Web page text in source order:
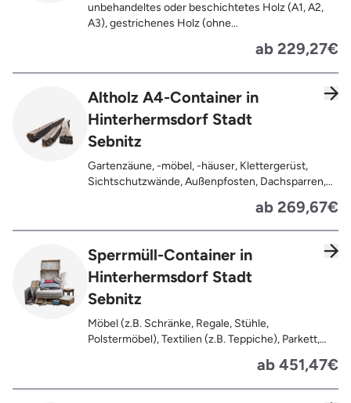
unbehandeltes oder beschichtetes Holz (A1, A2,
A3), gestrichenes Holz (ohne
Oberflächenbehandlung wie Anstrich, Lasur,
Lackierung ), kleine Anhaftungen wie Nägel,
Schrauben oder Scharniere , Möbel und Türen,
Holz (z.B. Paletten, Bauholz),
Holzweichfaserplatten, Holzkisten,
Kabeltrommeln, Holzschnittreste, Leimholzplatten
ab 229,27€
Altholz A4-Container in
Hinterhermsdorf Stadt
Sebnitz
Gartenzäune, -möbel, -häuser, Klettergerüst,
Sichtschutzwände, Außenpfosten, Dachsparren,
behandeltes Holz (=schadstoffbelastet),
Verfaultes oder verbranntes Holz, Fensterrahmen,
Bahnschwellen, Pflanzfähle, Jägerzaun
ab 269,67€
Sperrmüll-Container in
Hinterhermsdorf Stadt
Sebnitz
Möbel (z.B. Schränke, Regale, Stühle,
Polstermöbel), Textilien (z.B. Teppiche), Parkett,
Glas), Fahrräder, Matratzen, Spielzeug, Bücher,
Laminat
ab 451,47€